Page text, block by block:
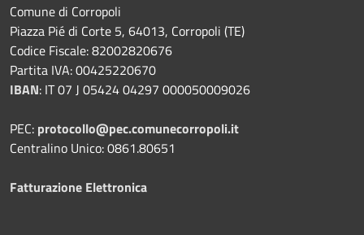
Comune di Corropoli
Piazza Pié di Corte 5, 64013, Corropoli (TE)
Codice Fiscale: 82002820676
Partita IVA: 00425220670
IBAN: IT 07 J 05424 04297 000050009026
PEC: protocollo@pec.comunecorropoli.it
Centralino Unico: 0861.80651
Fatturazione Elettronica